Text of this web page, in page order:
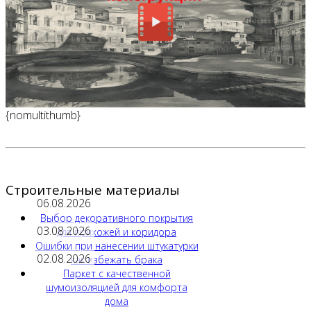
{nomultithumb}
Строительные материалы
06.08.2026
Выбор декоративного покрытия
для прихожей и коридора
03.08.2026
Ошибки при нанесении штукатурки
как избежать брака
02.08.2026
Паркет с качественной
шумоизоляцией для комфорта
дома